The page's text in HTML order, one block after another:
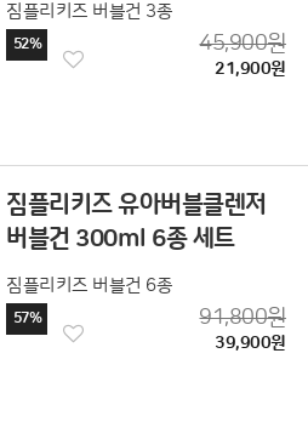
짐플리키즈 버블건 3종
52% 45,900원
21,900원
짐플리키즈 유아버블클렌저
버블건 300ml 6종 세트
짐플리키즈 버블건 6종
57% 91,800원
39,900원